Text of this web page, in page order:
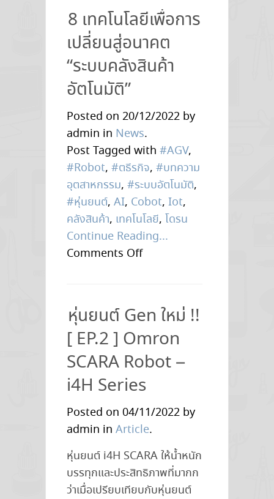
แรงงาน
ดัน
ยอด
หุ่น
ยนต์
เคลื่อนที่
กลาง
แจ้ง
พุ่ง
สูง
กว่า
350,000
ตัว
ในปี
8 เทคโนโลยีเพื่อการ
เปลี่ยนสู่อนาคต
“ระบบคลังสินค้า
อัตโนมัติ”
Posted on 20/12/2022 by
admin in News.
Post Tagged with #AGV,
#Robot, #ตธีรกิจ, #บทความ
อุตสาหกรรม, #ระบบอัตโนมัติ,
#หุ่นยนต์, AI, Cobot, Iot,
คลังสินค้า, เทคโนโลยี, โดรน
Continue Reading...
Comments Offon
การ
เปลี่ยน
สู่
อนาคต
“ระบบ
คลัง
สินค้า
หุ่นยนต์ Gen ใหม่ !!
[ EP.2 ] Omron
SCARA Robot –
i4H Series
Posted on 04/11/2022 by
admin in Article.
หุ่นยนต์ i4H SCARA ให้น้ำหนัก
บรรทุกและประสิทธิภาพที่มากก
ว่าเมื่อเปรียบเทียบกับหุ่นยนต์